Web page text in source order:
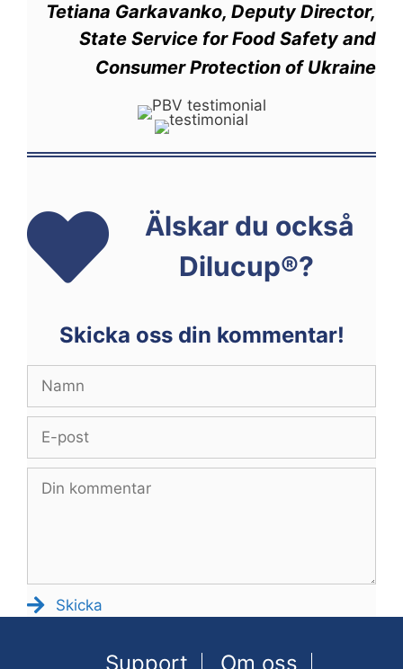
Tetiana Garkavanko, Deputy Director,
State Service for Food Safety and
Consumer Protection of Ukraine
Älskar du också
Dilucup®?
Skicka oss din kommentar!
Skicka
Support Om oss